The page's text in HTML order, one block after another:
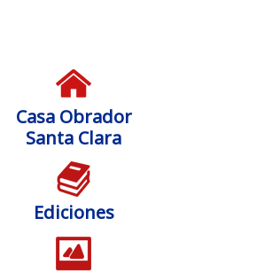
Casa Obrador
Santa Clara
Ediciones